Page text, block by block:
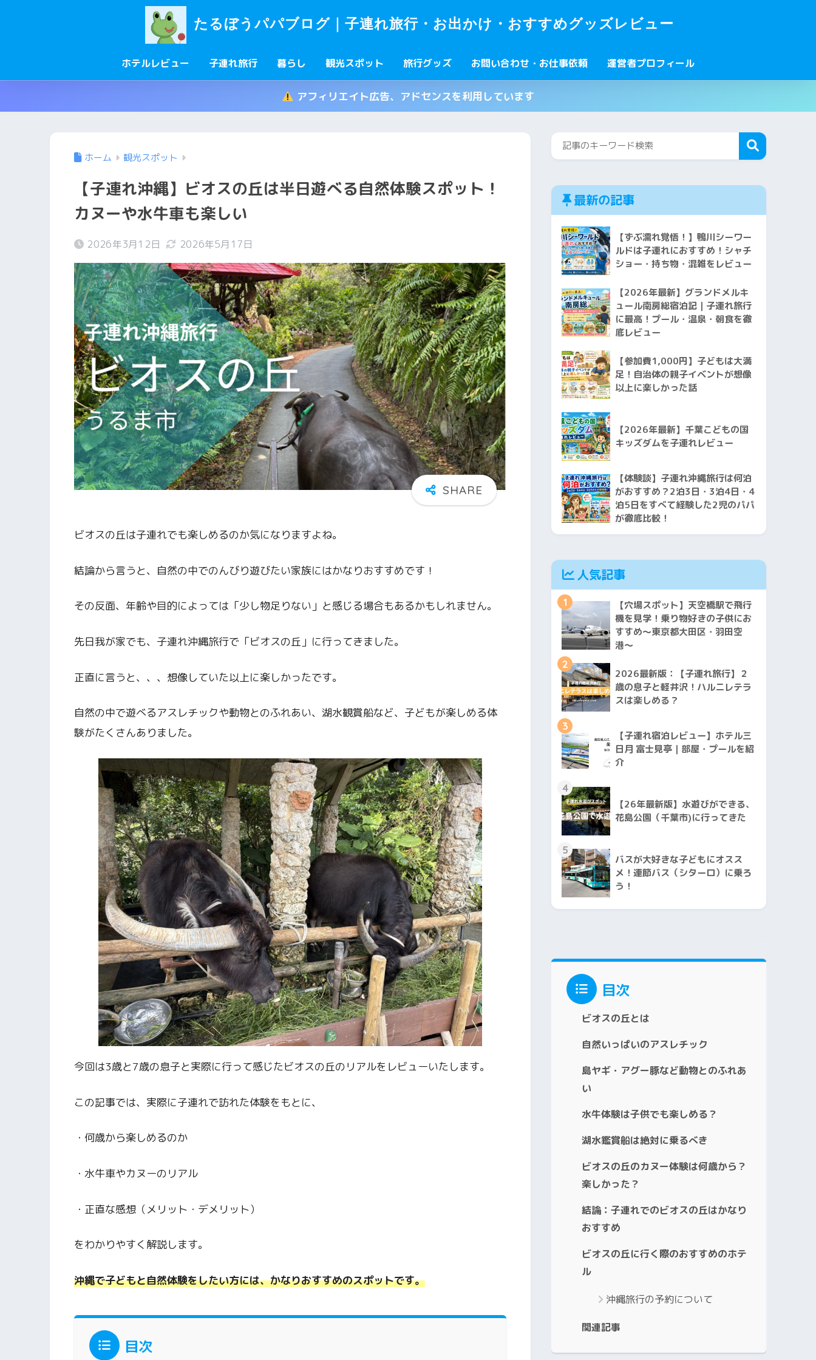
たるぼうパパブログ｜子連れ旅行・お出かけ・おすすめグッズレビュー
ホテルレビュー 子連れ旅行 暮らし 観光スポット 旅行グッズ お問い合わせ・お仕事依頼 運営者プロフィール
アフィリエイト広告、アドセンスを利用しています
ホーム 観光スポット
【子連れ沖縄】ビオスの丘は半日遊べる自然体験スポット！
カヌーや水牛車も楽しい
2026年3月12日 2026年5月17日
ビオスの丘は子連れでも楽しめるのか気になりますよね。
結論から言うと、自然の中でのんびり遊びたい家族にはかなりおすすめです！
その反面、年齢や目的によっては「少し物足りない」と感じる場合もあるかもしれません。
先日我が家でも、子連れ沖縄旅行で「ビオスの丘」に行ってきました。
正直に言うと、、、想像していた以上に楽しかったです。
自然の中で遊べるアスレチックや動物とのふれあい、湖水観賞船など、子どもが楽しめる体
験がたくさんありました。
今回は3歳と7歳の息子と実際に行って感じたビオスの丘のリアルをレビューいたします。
この記事では、実際に子連れで訪れた体験をもとに、
・何歳から楽しめるのか
・水牛車やカヌーのリアル
・正直な感想（メリット・デメリット）
をわかりやすく解説します。
沖縄で子どもと自然体験をしたい方には、かなりおすすめのスポットです。
目次
最新の記事
【ずぶ濡れ覚悟！】鴨川シーワー
ルドは子連れにおすすめ！シャチ
ショー・持ち物・混雑をレビュー
【2026年最新】グランドメルキ
ュール南房総宿泊記｜子連れ旅行
に最高！プール・温泉・朝食を徹
底レビュー
【参加費1,000円】子どもは大満
足！自治体の親子イベントが想像
以上に楽しかった話
【2026年最新】千葉こどもの国
キッズダムを子連れレビュー
【体験談】子連れ沖縄旅行は何泊
がおすすめ？2泊3日・3泊4日・4
泊5日をすべて経験した2児のパパ
が徹底比較！
人気記事
1
【穴場スポット】天空橋駅で飛行
機を見学！乗り物好きの子供にお
すすめ〜東京都大田区・羽田空
港〜
2
2026最新版：【子連れ旅行】２
歳の息子と軽井沢！ハルニレテラ
スは楽しめる？
3
【子連れ宿泊レビュー】ホテル三
日月 富士見亭｜部屋・プールを紹
介
4
【26年最新版】水遊びができる、
花島公園（千葉市)に行ってきた
5
バスが大好きな子どもにオスス
メ！連節バス（シターロ）に乗ろ
う！
目次
ビオスの丘とは
自然いっぱいのアスレチック
島ヤギ・アグー豚など動物とのふれあ
い
水牛体験は子供でも楽しめる？
湖水鑑賞船は絶対に乗るべき
ビオスの丘のカヌー体験は何歳から？
楽しかった？
結論：子連れでのビオスの丘はかなり
おすすめ
ビオスの丘に行く際のおすすめのホテ
ル
沖縄旅行の予約について
関連記事